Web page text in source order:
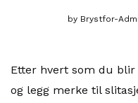
by Brystfor-
Etter hvert som du
og legg merke til